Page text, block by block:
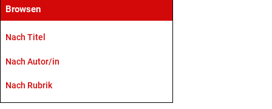
Browsen
Nach Titel
Nach Autor/in
Nach Rubrik